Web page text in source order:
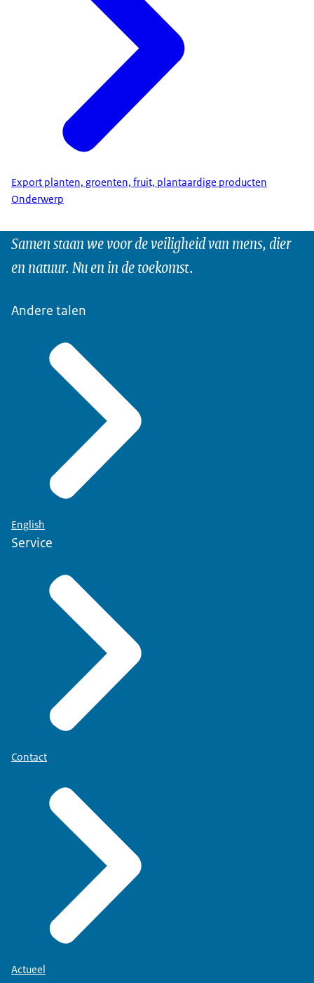
Export planten, groenten, fruit, plantaardige producten
Onderwerp
Samen staan we voor de veiligheid van mens, dier
en natuur. Nu en in de toekomst.
Andere talen
English
Service
Contact
Actueel